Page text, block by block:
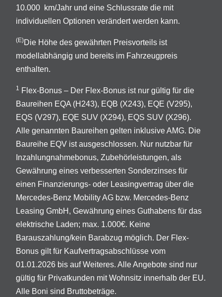
10.000 km/Jahr und eine Schlussrate die mit
individuellen Optionen verändert werden kann.
(E)Die Höhe des gewährten Preisvorteils ist
modellabhängig und bereits im Fahrzeugpreis
enthalten.
1
Flex-Bonus – Der Flex-Bonus ist nur gültig für die
Baureihen EQA (H243), EQB (X243), EQE (V295),
EQS (V297), EQE SUV (X294), EQS SUV (X296).
Alle genannten Baureihen gelten inklusive AMG. Die
Baureihe EQV ist ausgeschlossen. Nur nutzbar für
Inzahlungnahmebonus, Zubehörleistungen, als
Gewährung eines verbesserten Sonderzinses für
einen Finanzierungs- oder Leasingvertrag über die
Mercedes-Benz Mobility AG bzw. Mercedes-Benz
Leasing GmbH, Gewährung eines Guthabens für das
elektrische Laden; max. 1.000€. Keine
Barauszahlung/kein Barabzug möglich. Der Flex-
Bonus gilt für Kaufvertragsabschlüsse vom
01.01.2026 bis auf Weiteres. Alle Angebote sind nur
gültig für Privatkunden mit Wohnsitz innerhalb der EU.
Alle Boni sind Bruttobeträge.